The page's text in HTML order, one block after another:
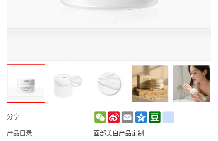
分享 WeChat
Sina
Weibo
Email Qzone
产品目录
面部美白产品定制